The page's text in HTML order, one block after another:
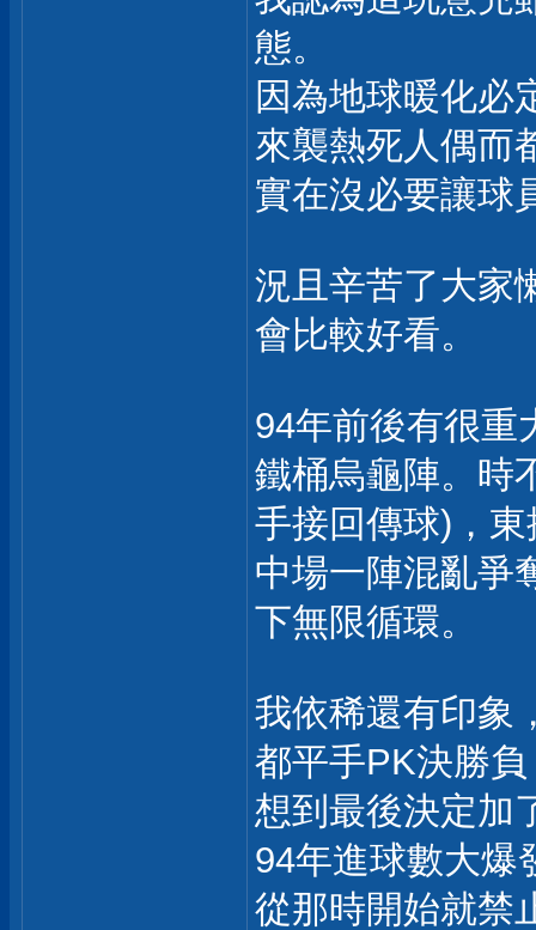
態。
因為地球暖化必
來襲熱死人偶
實在沒必要讓球
況且辛苦了大家
會比較好看。
94年前後有很重
鐵桶烏龜陣。時
手接回傳球)，
中場一陣混亂
下無限循環。
我依稀還有印象
都平手PK決勝
想到最後決定加
94年進球數大爆
從那時開始就禁